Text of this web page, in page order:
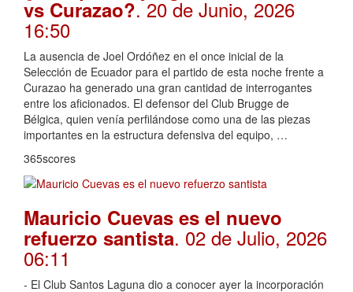
vs Curazao?. 20 de Junio, 2026
16:50
La ausencia de Joel Ordóñez en el once inicial de la
Selección de Ecuador para el partido de esta noche frente a
Curazao ha generado una gran cantidad de interrogantes
entre los aficionados. El defensor del Club Brugge de
Bélgica, quien venía perfilándose como una de las piezas
importantes en la estructura defensiva del equipo, …
365scores
Mauricio Cuevas es el nuevo
refuerzo santista. 02 de Julio, 2026
06:11
- El Club Santos Laguna dio a conocer ayer la incorporación